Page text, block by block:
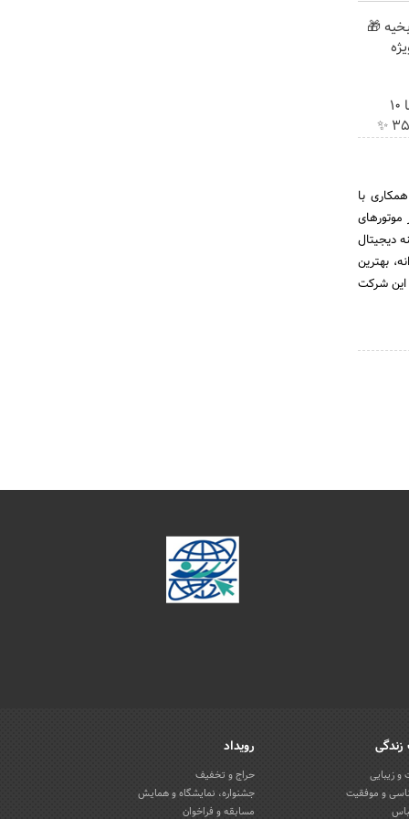
🎁
جراحی زیبایی پلک پایین با 10
با
دیجیتال
بهترین
این شرکت
زیبایی
و موفقیت
رویداد
حراج و تخفیف
جشنواره، نمایشگاه و همایش
مسابقه و فراخوان